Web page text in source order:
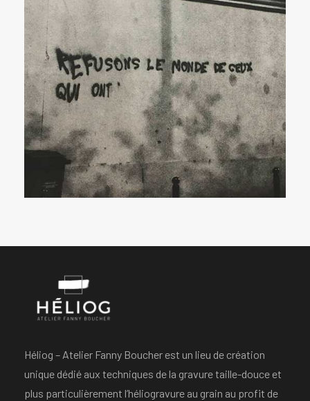
Héliog – Atelier Fanny Boucher est un lieu de création
unique dédié aux techniques de la gravure taille-douce et
plus particulièrement l’héliogravure au grain au profit de